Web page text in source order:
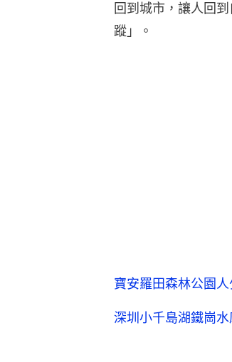
回到城市，讓人回
蹤」。
寶安羅田森林公園
深圳小千島湖鐵崗